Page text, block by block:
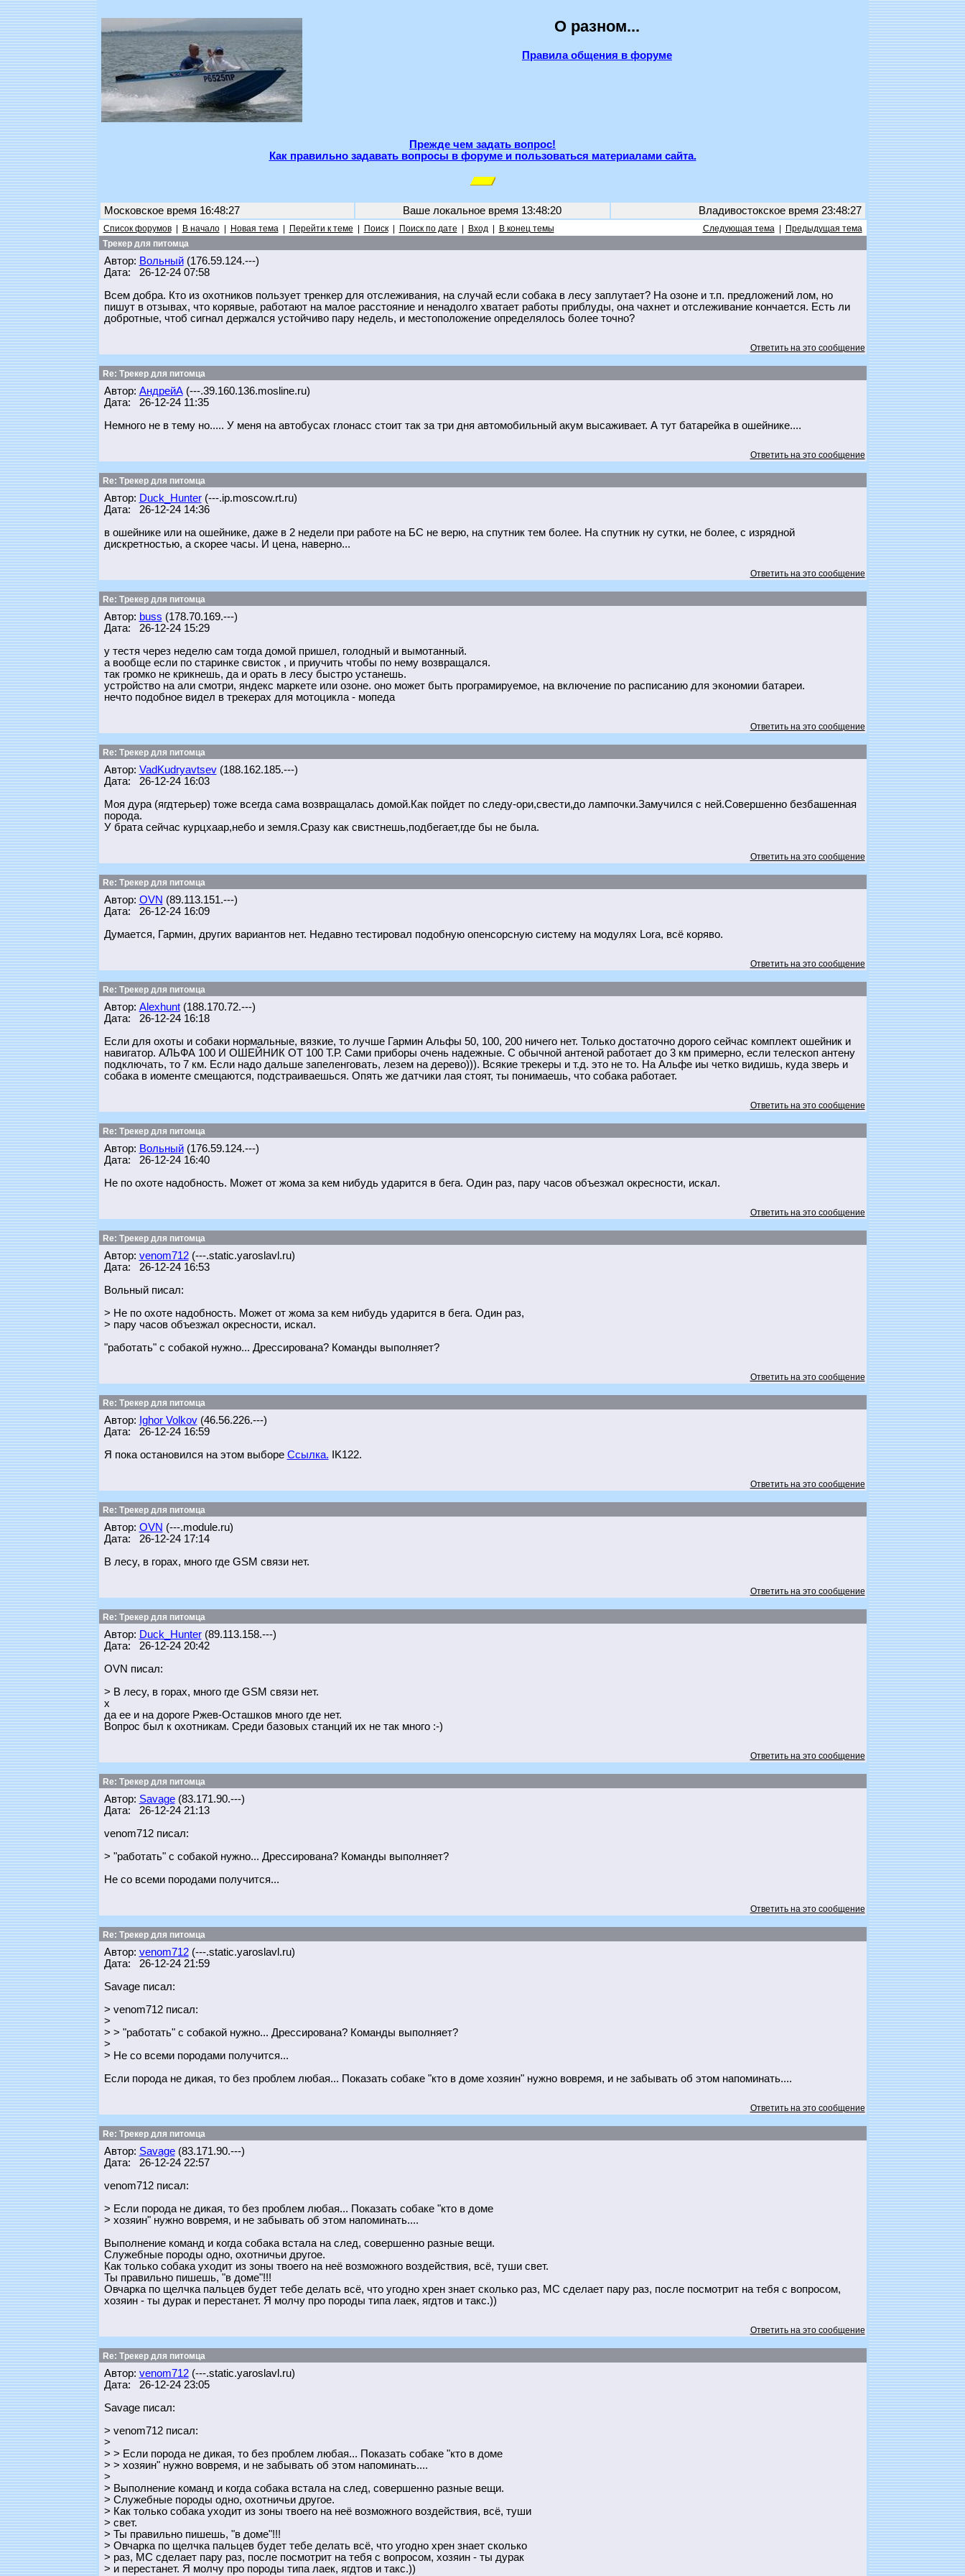
О разном...
Правила общения в форуме
Прежде чем задать вопрос!
Как правильно задавать вопросы в форуме и пользоваться материалами сайта.
Московское время 16:48:27 Ваше локальное время 13:48:20 Владивостокское время 23:48:27
Список форумов| В начало| Новая тема| Перейти к теме Поиск| Поиск по дате Вход| В конец темы Следующая тема|
Предыдущая тема
Трекер для питомца
Автор: Вольный(176.59.124.---)
Дата: 26-12-24 07:58
Всем добра. Кто из охотников пользует тренкер для отслеживания, на случай если собака в лесу заплутает? На озоне и т.п. предложений лом, но
пишут в отзывах, что корявые, работают на малое расстояние и ненадолго хватает работы приблуды, она чахнет и отслеживание кончается. Есть ли
добротные, чтоб сигнал держался устойчиво пару недель, и местоположение определялось более точно?
Ответить на это сообщение
Re: Трекер для питомца
Автор: АндрейА(---.39.160.136.mosline.ru)
Дата: 26-12-24 11:35
Немного не в тему но..... У меня на автобусах глонасс стоит так за три дня автомобильный акум высаживает. А тут батарейка в ошейнике....
Ответить на это сообщение
Re: Трекер для питомца
Автор: Duck_Hunter(---.ip.moscow.rt.ru)
Дата: 26-12-24 14:36
в ошейнике или на ошейнике, даже в 2 недели при работе на БС не верю, на спутник тем более. На спутник ну сутки, не более, с изрядной
дискретностью, а скорее часы. И цена, наверно...
Ответить на это сообщение
Re: Трекер для питомца
Автор: buss (178.70.169.---)
Дата: 26-12-24 15:29
у тестя через неделю сам тогда домой пришел, голодный и вымотанный.
а вообще если по старинке свисток , и приучить чтобы по нему возвращался.
так громко не крикнешь, да и орать в лесу быстро устанешь.
устройство на али смотри, яндекс маркете или озоне. оно может быть програмируемое, на включение по расписанию для экономии батареи.
нечто подобное видел в трекерах для мотоцикла - мопеда
Ответить на это сообщение
Re: Трекер для питомца
Автор: VadKudryavtsev(188.162.185.---)
Дата: 26-12-24 16:03
Моя дура (ягдтерьер) тоже всегда сама возвращалась домой.Как пойдет по следу-ори,свести,до лампочки.Замучился с ней.Совершенно безбашенная
порода.
У брата сейчас курцхаар,небо и земля.Сразу как свистнешь,подбегает,где бы не была.
Ответить на это сообщение
Re: Трекер для питомца
Автор: OVN (89.113.151.---)
Дата: 26-12-24 16:09
Думается, Гармин, других вариантов нет. Недавно тестировал подобную опенсорсную систему на модулях Lora, всё коряво.
Ответить на это сообщение
Re: Трекер для питомца
Автор: Alexhunt(188.170.72.---)
Дата: 26-12-24 16:18
Если для охоты и собаки нормальные, вязкие, то лучше Гармин Альфы 50, 100, 200 ничего нет. Только достаточно дорого сейчас комплект ошейник и
навигатор. АЛЬФА 100 И ОШЕЙНИК ОТ 100 Т.Р. Сами приборы очень надежные. С обычной антеной работает до 3 км примерно, если телескоп антену
подключать, то 7 км. Если надо дальше запеленговать, лезем на дерево))). Всякие трекеры и т.д. это не то. На Альфе иы четко видишь, куда зверь и
собака в иоменте смещаются, подстраиваешься. Опять же датчики лая стоят, ты понимаешь, что собака работает.
Ответить на это сообщение
Re: Трекер для питомца
Автор: Вольный(176.59.124.---)
Дата: 26-12-24 16:40
Не по охоте надобность. Может от жома за кем нибудь ударится в бега. Один раз, пару часов объезжал окресности, искал.
Ответить на это сообщение
Re: Трекер для питомца
Автор: venom712(---.static.yaroslavl.ru)
Дата: 26-12-24 16:53
Вольный писал:
> Не по охоте надобность. Может от жома за кем нибудь ударится в бега. Один раз,
> пару часов объезжал окресности, искал.
"работать" с собакой нужно... Дрессирована? Команды выполняет?
Ответить на это сообщение
Re: Трекер для питомца
Автор: Ighor Volkov(46.56.226.---)
Дата: 26-12-24 16:59
Я пока остановился на этом выборе Ссылка. IK122.
Ответить на это сообщение
Re: Трекер для питомца
Автор: OVN (---.module.ru)
Дата: 26-12-24 17:14
В лесу, в горах, много где GSM связи нет.
Ответить на это сообщение
Re: Трекер для питомца
Автор: Duck_Hunter(89.113.158.---)
Дата: 26-12-24 20:42
OVN писал:
> В лесу, в горах, много где GSM связи нет.
х
да ее и на дороге Ржев-Осташков много где нет.
Вопрос был к охотникам. Среди базовых станций их не так много :-)
Ответить на это сообщение
Re: Трекер для питомца
Автор: Savage(83.171.90.---)
Дата: 26-12-24 21:13
venom712 писал:
> "работать" с собакой нужно... Дрессирована? Команды выполняет?
Не со всеми породами получится...
Ответить на это сообщение
Re: Трекер для питомца
Автор: venom712(---.static.yaroslavl.ru)
Дата: 26-12-24 21:59
Savage писал:
> venom712 писал:
>
> > "работать" с собакой нужно... Дрессирована? Команды выполняет?
>
> Не со всеми породами получится...
Если порода не дикая, то без проблем любая... Показать собаке "кто в доме хозяин" нужно вовремя, и не забывать об этом напоминать....
Ответить на это сообщение
Re: Трекер для питомца
Автор: Savage(83.171.90.---)
Дата: 26-12-24 22:57
venom712 писал:
> Если порода не дикая, то без проблем любая... Показать собаке "кто в доме
> хозяин" нужно вовремя, и не забывать об этом напоминать....
Выполнение команд и когда собака встала на след, совершенно разные вещи.
Служебные породы одно, охотничьи другое.
Как только собака уходит из зоны твоего на неё возможного воздействия, всё, туши свет.
Ты правильно пишешь, "в доме"!!!
Овчарка по щелчка пальцев будет тебе делать всё, что угодно хрен знает сколько раз, МС сделает пару раз, после посмотрит на тебя с вопросом,
хозяин - ты дурак и перестанет. Я молчу про породы типа лаек, ягдтов и такс.))
Ответить на это сообщение
Re: Трекер для питомца
Автор: venom712(---.static.yaroslavl.ru)
Дата: 26-12-24 23:05
Savage писал:
> venom712 писал:
>
> > Если порода не дикая, то без проблем любая... Показать собаке "кто в доме
> > хозяин" нужно вовремя, и не забывать об этом напоминать....
>
> Выполнение команд и когда собака встала на след, совершенно разные вещи.
> Служебные породы одно, охотничьи другое.
> Как только собака уходит из зоны твоего на неё возможного воздействия, всё, туши
> свет.
> Ты правильно пишешь, "в доме"!!!
> Овчарка по щелчка пальцев будет тебе делать всё, что угодно хрен знает сколько
> раз, МС сделает пару раз, после посмотрит на тебя с вопросом, хозяин - ты дурак
> и перестанет. Я молчу про породы типа лаек, ягдтов и такс.))